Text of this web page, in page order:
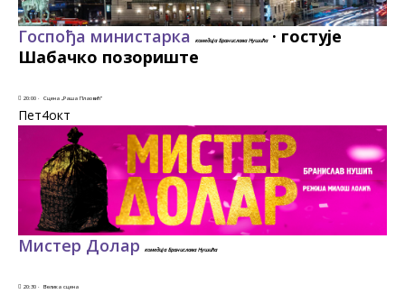
Госпођа министарка комедија Бранислава Нушића· гостује
Шабачко позориште
20:00 · Сцена „Раша Плаовић”
Пет4окт
Мистер Долар комедија Бранислава Нушића
20:30 · Велика сцена